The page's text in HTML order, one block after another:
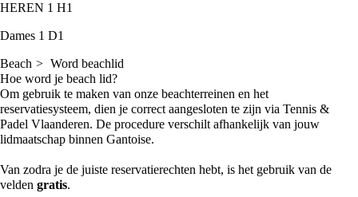
HEREN 1 H1
Dames 1 D1
Beach
Word beachlid
Hoe word je beach lid?
Om gebruik te maken van onze beachterreinen en het
reservatiesysteem, dien je correct aangesloten te zijn via Tennis &
Padel Vlaanderen. De procedure verschilt afhankelijk van jouw
lidmaatschap binnen Gantoise.
Van zodra je de juiste reservatierechten hebt, is het gebruik van de
velden gratis.